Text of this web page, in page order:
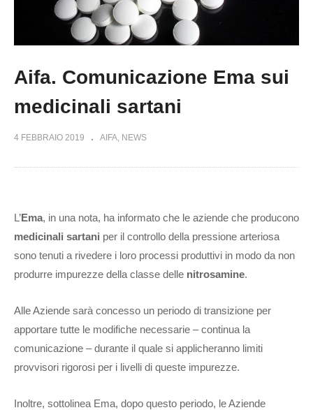
Aifa. Comunicazione Ema sui
medicinali sartani
4 FEBBRAIO 2019 AIFA NEWS
L’Ema, in una nota, ha informato che le aziende che producono
medicinali sartani per il controllo della pressione arteriosa
sono tenuti a rivedere i loro processi produttivi in modo da non
produrre impurezze della classe delle nitrosamine.
Alle Aziende sarà concesso un periodo di transizione per
apportare tutte le modifiche necessarie – continua la
comunicazione – durante il quale si applicheranno limiti
provvisori rigorosi per i livelli di queste impurezze.
Inoltre, sottolinea Ema, dopo questo periodo, le Aziende